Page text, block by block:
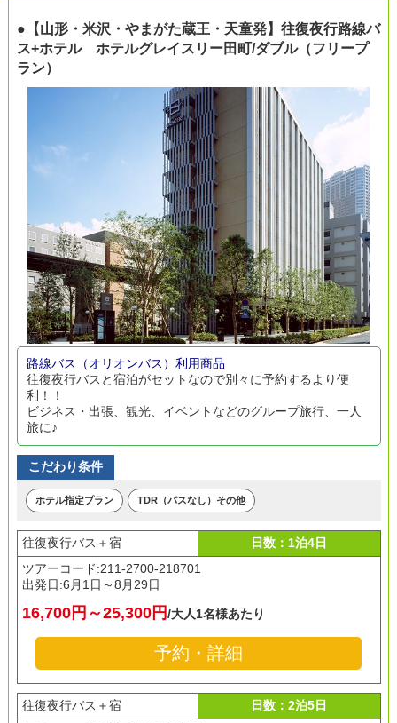
●【山形・米沢・やまがた蔵王・天童発】往復夜行路線バ
ス+ホテル ホテルグレイスリー田町/ダブル（フリープ
ラン）
路線バス（オリオンバス）利用商品
往復夜行バスと宿泊がセットなので別々に予約するより便
利！！
ビジネス・出張、観光、イベントなどのグループ旅行、一人
旅に♪
こだわり条件
ホテル指定プラン TDR（パスなし）その他
往復夜行バス＋宿
日数：1泊4日
ツアーコード:211-2700-218701
出発日:6月1日～8月29日
16,700円～25,300円/大人1名様あたり
予約・詳細
往復夜行バス＋宿
日数：2泊5日